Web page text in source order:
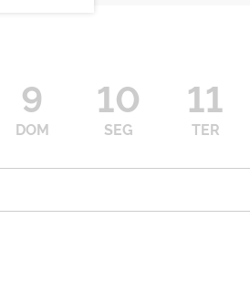
9
DOM
10
SEG
11
TER